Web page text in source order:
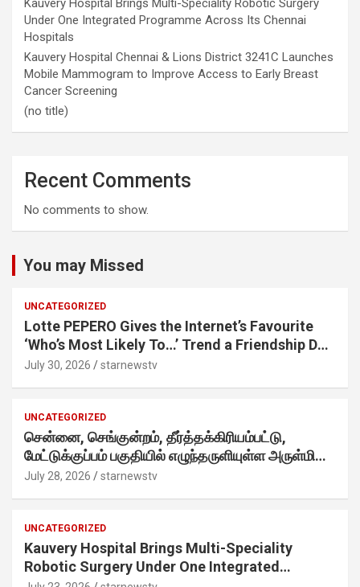
Kauvery Hospital Brings Multi-Speciality Robotic Surgery
Under One Integrated Programme Across Its Chennai
Hospitals
Kauvery Hospital Chennai & Lions District 3241C Launches
Mobile Mammogram to Improve Access to Early Breast
Cancer Screening
(no title)
Recent Comments
No comments to show.
You may Missed
UNCATEGORIZED
Lotte PEPERO Gives the Internet’s Favourite
‘Who’s Most Likely To…’ Trend a Friendship Day
Twist· ‘Certified Squad Favorite’ builds on an
July 30, 2026 starnewstv
UNCATEGORIZED
சென்னை, செங்குன்றம், தீர்த்தக்கிரியம்பட்டு,
மேட்டுக்குப்பம் பகுதியில் எழுந்தருளியுள்ள அருள்மிகு
ஸ்ரீதேவி முத்துமாரியம்மன் ஆலய கும்பாபிஷேக விழா
July 28, 2026 starnewstv
UNCATEGORIZED
Kauvery Hospital Brings Multi-Speciality
Robotic Surgery Under One Integrated